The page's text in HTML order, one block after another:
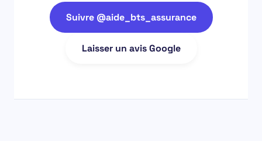
Suivre @aide_bts_assurance
Laisser un avis Google